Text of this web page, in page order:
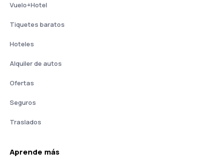
Vuelo+Hotel
Tiquetes baratos
Hoteles
Alquiler de autos
Ofertas
Seguros
Traslados
Aprende más